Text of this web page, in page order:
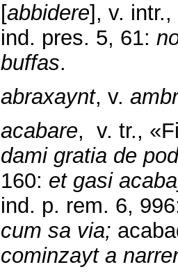
[abbidere], v.
ind. pres. 5, 61:
buffas.
abraxaynt, v.
acabare, v. tr.,
dami gratia de
160: et gasi
ind. p. rem. 6,
cum sa via;
cominzayt a